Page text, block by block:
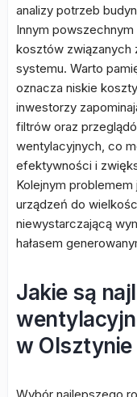
analizy potrzeb
Innym
kosztów związanych
systemu. Warto
oznacza niskie
inwestorzy
filtrów oraz
wentylacyjnych, co
efektywności i
Kolejnym
urządzeń do
niewystarczającą
hałasem
Jakie są
w Olsztynie